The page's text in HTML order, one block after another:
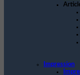
Impression